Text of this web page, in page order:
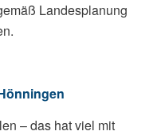
Landesplanung
– das hat viel mit